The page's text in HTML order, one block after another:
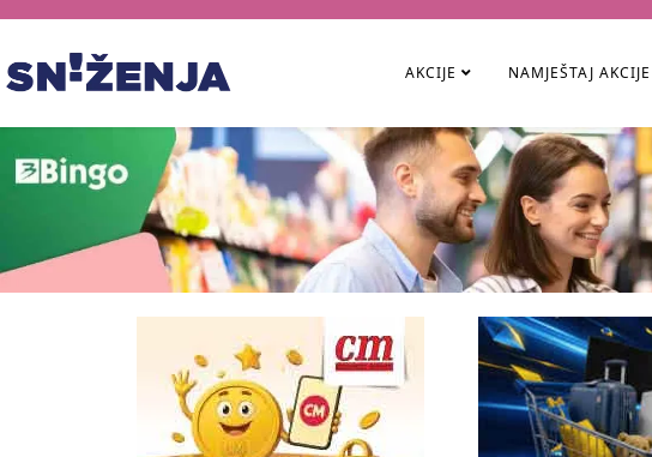
AKCIJE NAMJEŠTAJ AKCIJE